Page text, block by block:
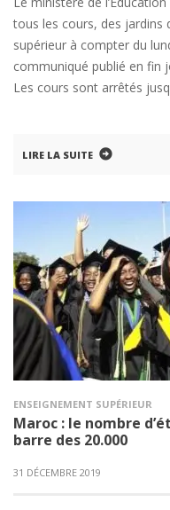
tous les cours, des jardins
supérieur à compter du
communiqué publié en fin
Les cours sont arrêtés
LIRE LA SUITE
ENSEIGNEMENT SUPÉRIEUR
Maroc : le nombre
barre des 20.000
31 DÉCEMBRE 2019